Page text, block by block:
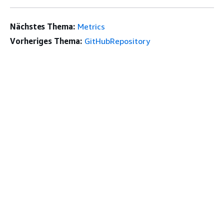
Nächstes Thema: Metrics
Vorheriges Thema: GitHubRepository